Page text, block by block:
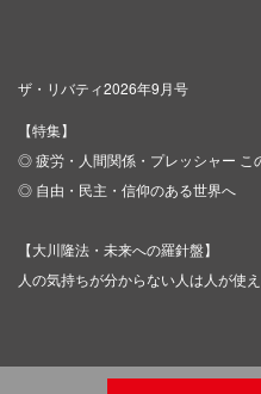
ザ・リバティ2026年9月号
【特集】
◎ 疲労・人間関係・プレッシャー こ
◎ 自由・民主・信仰のある世界へ
【大川隆法・未来への羅針盤】
人の気持ちが分からない人は人が使